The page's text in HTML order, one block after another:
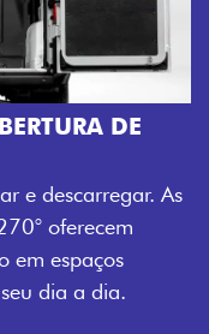
DE
e descarregar. As
oferecem
em espaços
dia a dia.